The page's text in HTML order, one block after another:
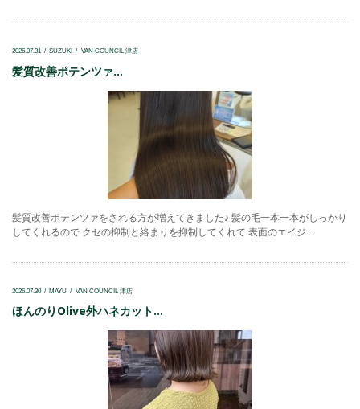
2026.07.31 SUZUKI VAN COUNCIL 津店
髪質改善ポテンツァ...
髪質改善ポテンツァをされる方が増えてきました♪ 髪の毛一本一本がしっかり
してくれるので クセの抑制と絡まりを抑制してくれて 表面のエイジ...
2026.07.30 MAYU VAN COUNCIL 津店
ほんのりOlive外ハネカット...